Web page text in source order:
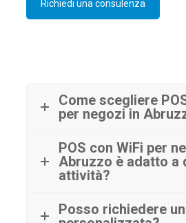
Richiedi una consulenza
Come scegliere
per negozi in
POS con WiFi per
Abruzzo è adatto a
attività?
Posso richiedere